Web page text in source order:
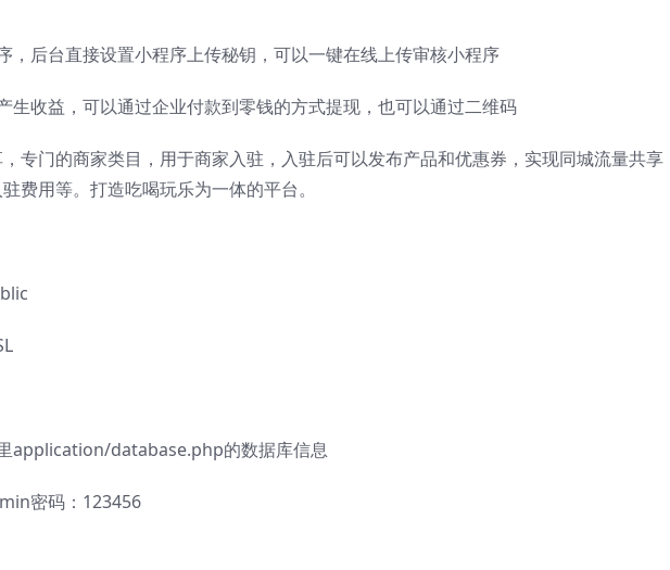
，后台直接设置小程序上传秘钥，可以一键在线上传审核小程序
生收益，可以通过企业付款到零钱的方式提现，也可以通过二维码
专门的商家类目，用于商家入驻，入驻后可以发布产品和优惠券，实现同城流量共享
费用等。打造吃喝玩乐为一体的平台。
application/database.php的数据库信息
密码：123456